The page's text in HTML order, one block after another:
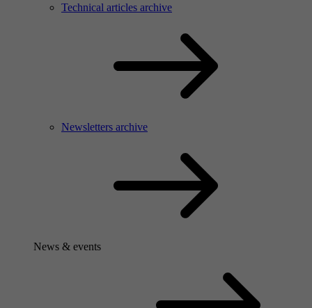
Technical articles archive
Newsletters archive
News & events